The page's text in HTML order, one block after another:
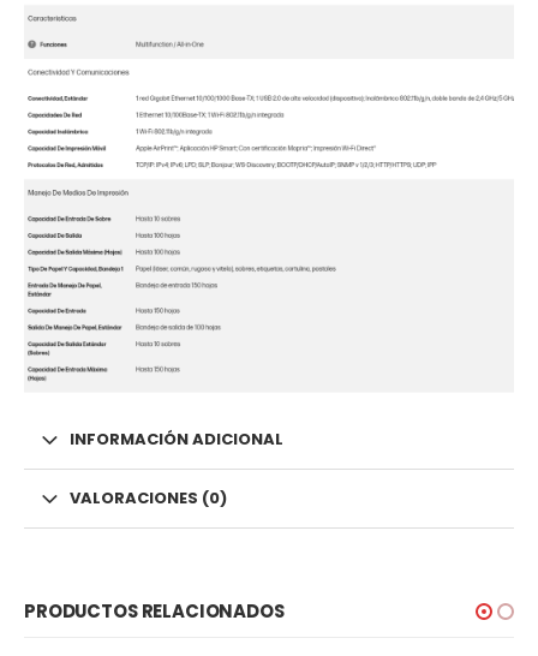
INFORMACIÓN ADICIONAL
VALORACIONES (0)
PRODUCTOS RELACIONADOS